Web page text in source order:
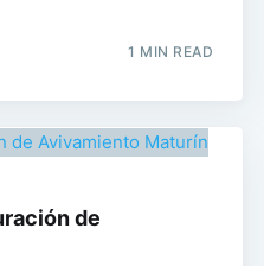
1 MIN READ
de